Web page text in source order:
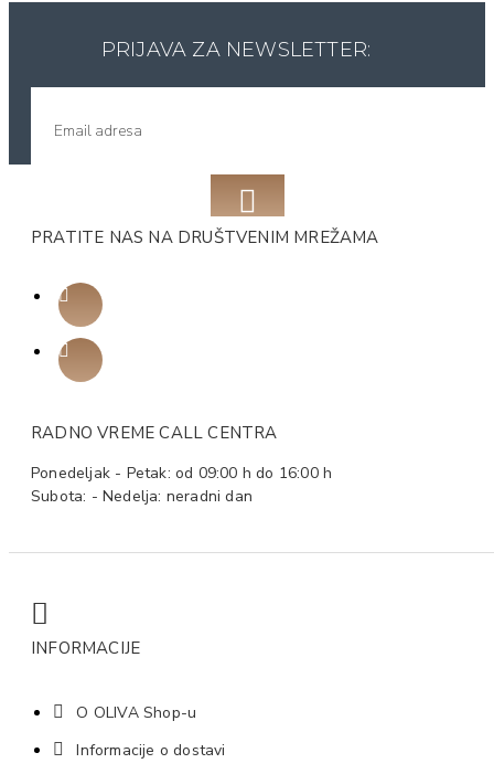
PRIJAVA ZA NEWSLETTER:
PRATITE NAS NA DRUŠTVENIM MREŽAMA
RADNO VREME CALL CENTRA
Ponedeljak - Petak: od 09:00 h do 16:00 h
Subota: - Nedelja: neradni dan
INFORMACIJE
O OLIVA Shop-u
Informacije o dostavi